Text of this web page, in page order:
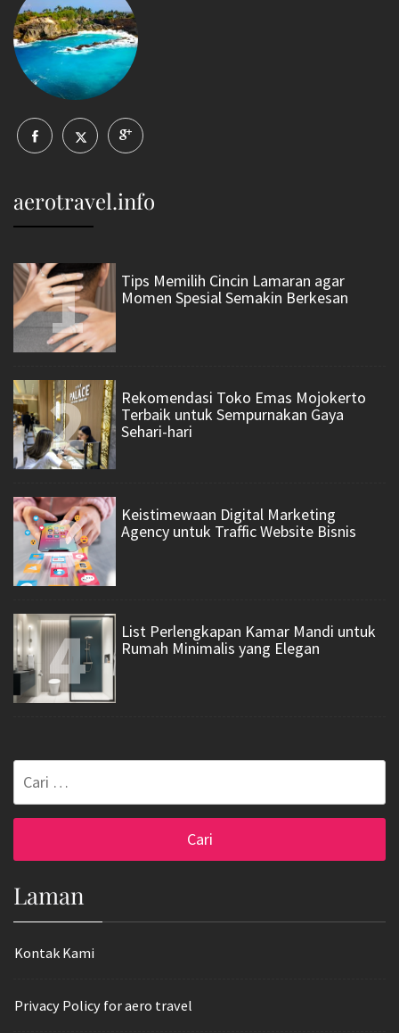
aerotravel.info
1
Tips Memilih Cincin Lamaran agar
Momen Spesial Semakin Berkesan
2
Rekomendasi Toko Emas Mojokerto
Terbaik untuk Sempurnakan Gaya
Sehari-hari
3
Keistimewaan Digital Marketing
Agency untuk Traffic Website Bisnis
4
List Perlengkapan Kamar Mandi untuk
Rumah Minimalis yang Elegan
Laman
Kontak Kami
Privacy Policy for aero travel